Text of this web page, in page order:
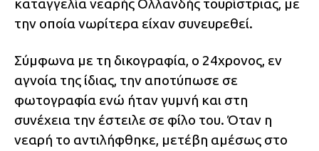
καταγγελία νεαρής Ολλανδής τουρίστριας, με
την οποία νωρίτερα είχαν συνευρεθεί.
Σύμφωνα με τη δικογραφία, ο 24χρονος, εν
αγνοία της ίδιας, την αποτύπωσε σε
φωτογραφία ενώ ήταν γυμνή και στη
συνέχεια την έστειλε σε φίλο του. Όταν η
νεαρή το αντιλήφθηκε, μετέβη αμέσως στο